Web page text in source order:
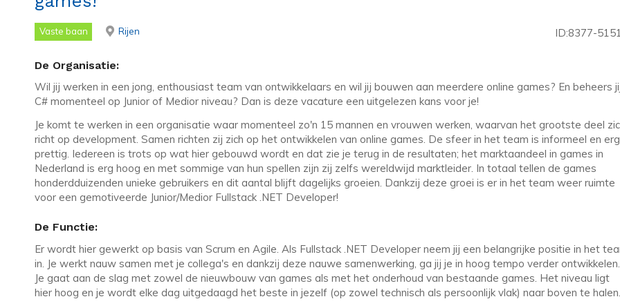
Vaste baan Rijen ID:8377-
De Organisatie:
Wil jij werken in een jong, enthousiast team van ontwikkelaars en wil jij bouwen aan meerdere online games? En beheers
C# momenteel op Junior of Medior niveau? Dan is deze vacature een uitgelezen kans voor je!
Je komt te werken in een organisatie waar momenteel zo'n 15 mannen en vrouwen werken, waarvan het grootste deel
richt op development. Samen richten zij zich op het ontwikkelen van online games. De sfeer in het team is informeel en erg
prettig. Iedereen is trots op wat hier gebouwd wordt en dat zie je terug in de resultaten; het marktaandeel in games in
Nederland is erg hoog en met sommige van hun spellen zijn zij zelfs wereldwijd marktleider. In totaal tellen de games
honderdduizenden unieke gebruikers en dit aantal blijft dagelijks groeien. Dankzij deze groei is er in het team weer ruimte
voor een gemotiveerde Junior/Medior Fullstack .NET Developer!
De Functie:
Er wordt hier gewerkt op basis van Scrum en Agile. Als Fullstack .NET Developer neem jij een belangrijke positie in het
in. Je werkt nauw samen met je collega's en dankzij deze nauwe samenwerking, ga jij je in hoog tempo verder ontwikkelen.
Je gaat aan de slag met zowel de nieuwbouw van games als met het onderhoud van bestaande games. Het niveau ligt
hier hoog en je wordt elke dag uitgedaagd het beste in jezelf (op zowel technisch als persoonlijk vlak) naar boven te halen.